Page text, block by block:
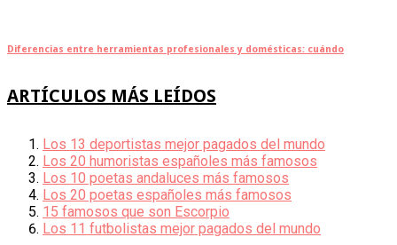
Diferencias entre herramientas profesionales y domésticas: cuándo
ARTÍCULOS MÁS LEÍDOS
Los 13 deportistas mejor pagados del mundo
Los 20 humoristas españoles más famosos
Los 10 poetas andaluces más famosos
Los 20 poetas españoles más famosos
15 famosos que son Escorpio
Los 11 futbolistas mejor pagados del mundo